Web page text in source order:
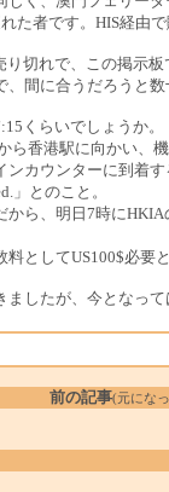
た者です。HIS経由
り切れで、この掲示
間に合うだろうと
くらいでしょうか。
ら香港駅に向かい、
ンカウンターに到着す
」とのこと。
から、明日7時に
としてUS100$必要
したが、今となって
前の記事(元にな